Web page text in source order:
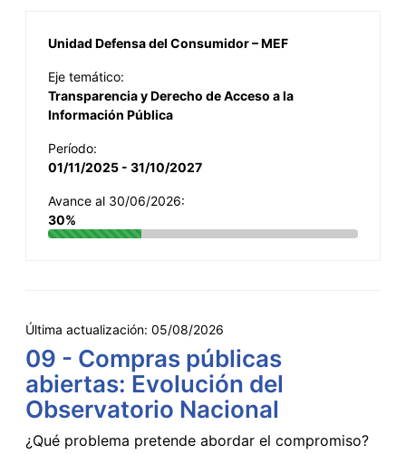
Unidad Defensa del Consumidor – MEF
Eje temático:
Transparencia y Derecho de Acceso a la
Información Pública
Período:
01/11/2025 - 31/10/2027
Avance al 30/06/2026:
30%
Última actualización: 05/08/2026
09 - Compras públicas
abiertas: Evolución del
Observatorio Nacional
¿Qué problema pretende abordar el compromiso?